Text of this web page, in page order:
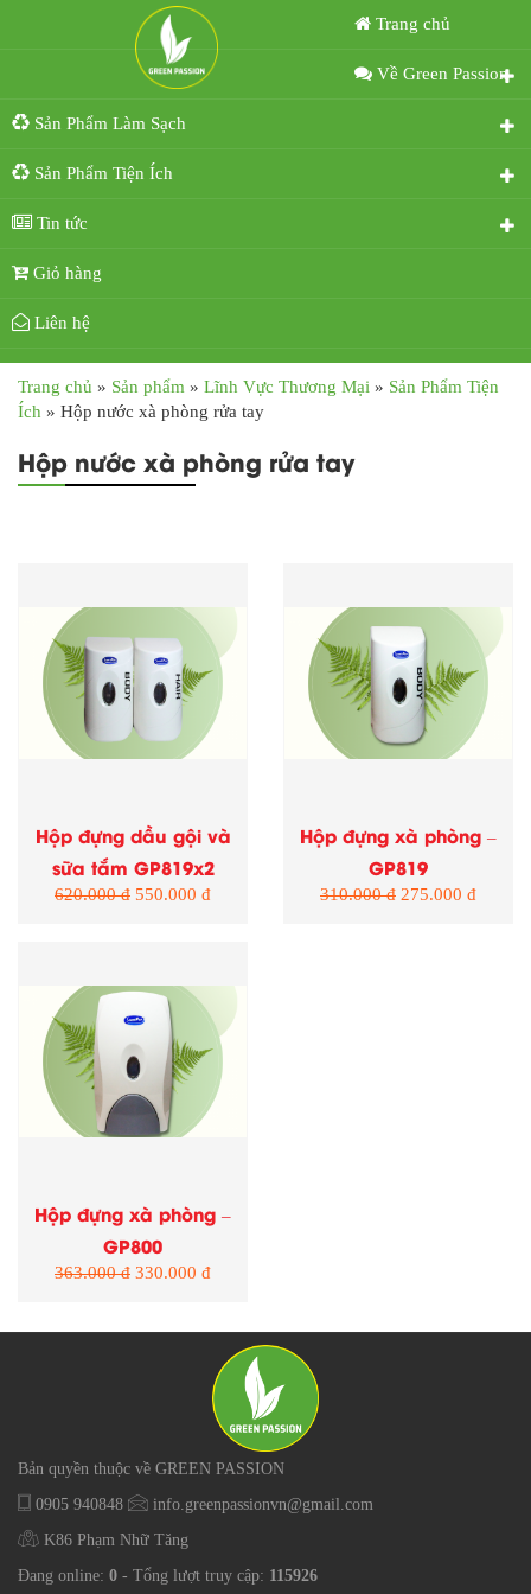
Trang chủ
Về Green Passion
Sản Phẩm Làm Sạch
Sản Phẩm Tiện Ích
Tin tức
Giỏ hàng
Liên hệ
Trang chủ » Sản phẩm » Lĩnh Vực Thương Mại » Sản Phẩm Tiện
Ích » Hộp nước xà phòng rửa tay
Hộp nước xà phòng rửa tay
Hộp đựng dầu gội và
sữa tắm GP819x2
620.000 đ 550.000 đ
Hộp đựng xà phòng –
GP819
310.000 đ 275.000 đ
Hộp đựng xà phòng –
GP800
363.000 đ 330.000 đ
Bản quyền thuộc về GREEN PASSION
0905 940848
info.greenpassionvn@gmail.com
K86 Phạm Nhữ Tăng
Đang online: 0 - Tổng lượt truy cập: 115926